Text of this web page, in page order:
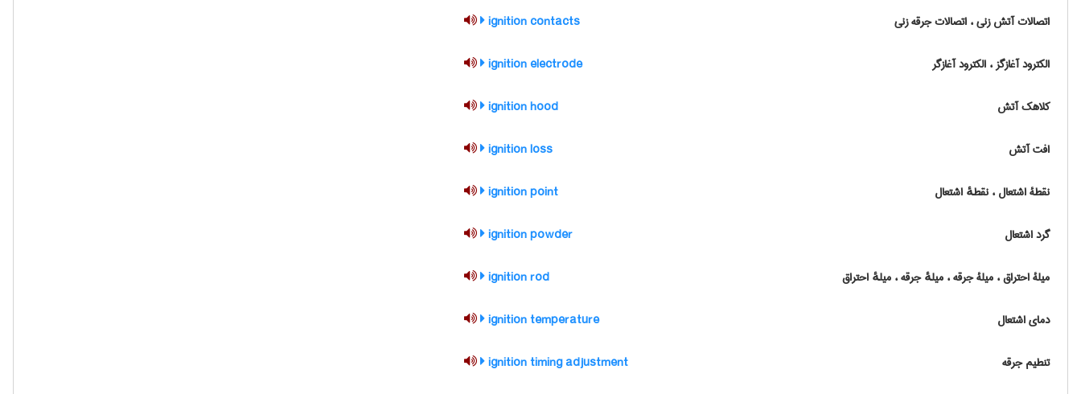
اتصالات آتش زنی ، اتصالات جرقه زنی ignition contacts
الکترود آغازگز ، الکترود آغازگر ignition electrode
کلاهک آتش ignition hood
افت آتش ignition loss
نقطۀ اشتعال ، نقطهٔ اشتعال ignition point
گرد اشتعال ignition powder
میلۀ احتراق ، میلۀ جرقه ، میلهٔ جرقه ، میلهٔ احتراق ignition rod
دمای اشتعال ignition temperature
تنطیم جرقه ignition timing adjustment